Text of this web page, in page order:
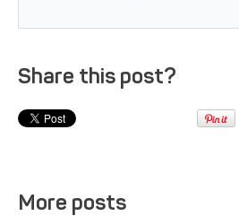
Share this post?
More posts